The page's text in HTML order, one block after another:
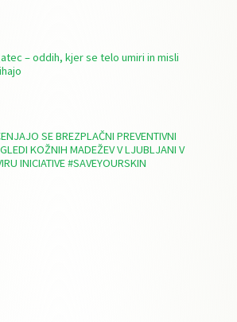
– oddih, kjer se telo umiri in misli
SE BREZPLAČNI PREVENTIVNI
KOŽNIH MADEŽEV V LJUBLJANI V
INICIATIVE #SAVEYOURSKIN